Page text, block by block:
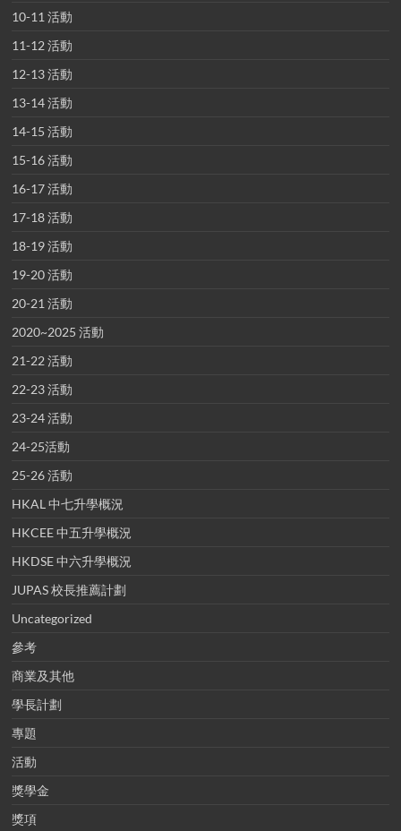
10-11 活動
11-12 活動
12-13 活動
13-14 活動
14-15 活動
15-16 活動
16-17 活動
17-18 活動
18-19 活動
19-20 活動
20-21 活動
2020~2025 活動
21-22 活動
22-23 活動
23-24 活動
24-25活動
25-26 活動
HKAL 中七升學概況
HKCEE 中五升學概況
HKDSE 中六升學概況
JUPAS 校長推薦計劃
Uncategorized
參考
商業及其他
學長計劃
專題
活動
獎學金
獎項